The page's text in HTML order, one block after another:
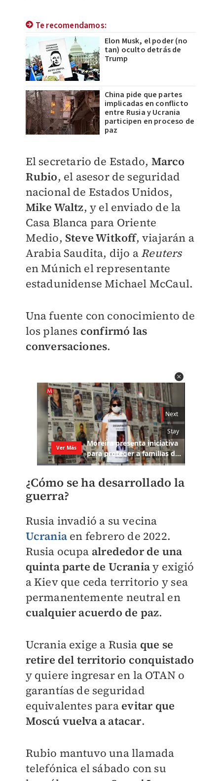
Te recomendamos:
Elon Musk, el poder (no
tan) oculto detrás de
Trump
China pide que partes
implicadas en conflicto
entre Rusia y Ucrania
participen en proceso de
paz
El secretario de Estado, Marco
Rubio, el asesor de seguridad
nacional de Estados Unidos,
Mike Waltz, y el enviado de la
Casa Blanca para Oriente
Medio, Steve Witkoff, viajarán a
Arabia Saudita, dijo a Reuters
en Múnich el representante
estadunidense Michael McCaul.
Una fuente con conocimiento de
los planes confirmó las
conversaciones.
¿Cómo se ha desarrollado la
guerra?
Rusia invadió a su vecina
Ucrania en febrero de 2022.
Rusia ocupa alrededor de una
quinta parte de Ucraniay exigió
a Kiev que ceda territorio y sea
permanentemente neutral en
cualquier acuerdo de paz.
Ucrania exige a Rusia que se
retire del territorio conquistado
y quiere ingresar en la OTAN o
garantías de seguridad
equivalentes para evitar que
Moscú vuelva a atacar.
Rubio mantuvo una llamada
telefónica el sábado con su